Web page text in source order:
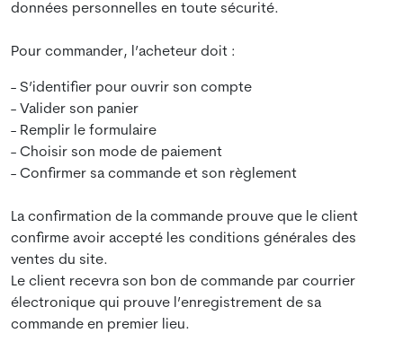
données personnelles en toute sécurité.
Pour commander, l’acheteur doit :
- S’identifier pour ouvrir son compte
- Valider son panier
- Remplir le formulaire
- Choisir son mode de paiement
- Confirmer sa commande et son règlement
La confirmation de la commande prouve que le client
confirme avoir accepté les conditions générales des
ventes du site.
Le client recevra son bon de commande par courrier
électronique qui prouve l’enregistrement de sa
commande en premier lieu.